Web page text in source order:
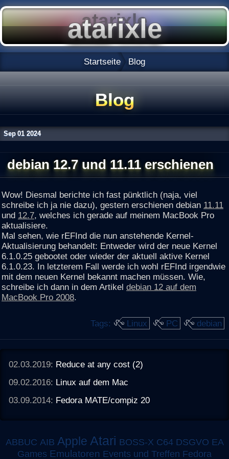
Startseite Blog
Blog
Sep 01 2024
debian 12.7 und 11.11 erschienen
Wow! Diesmal berichte ich fast pünktlich (naja, viel
schreibe ich ja nie dazu), gestern erschienen debian 11.11
und 12.7, welches ich gerade auf meinem MacBook Pro
aktualisiere.
Mal sehen, wie rEFInd die nun anstehende Kernel-
Aktualisierung behandelt: Entweder wird der neue Kernel
6.1.0.25 gebootet oder wieder der aktuell aktive Kernel
6.1.0.23. In letzterem Fall werde ich wohl rEFInd irgendwie
mit dem neuen Kernel bekannt machen müssen. Wie,
schreibe ich dann in dem Artikel debian 12 auf dem
MacBook Pro 2008.
Tags: Linux PC debian
02.03.2019: Reduce at any cost (2)
09.02.2016: Linux auf dem Mac
03.09.2014: Fedora MATE/compiz 20
ABBUC AIB Apple Atari BOSS-X C64 DSGVO EA
Games Emulatoren Events und Treffen Fedora